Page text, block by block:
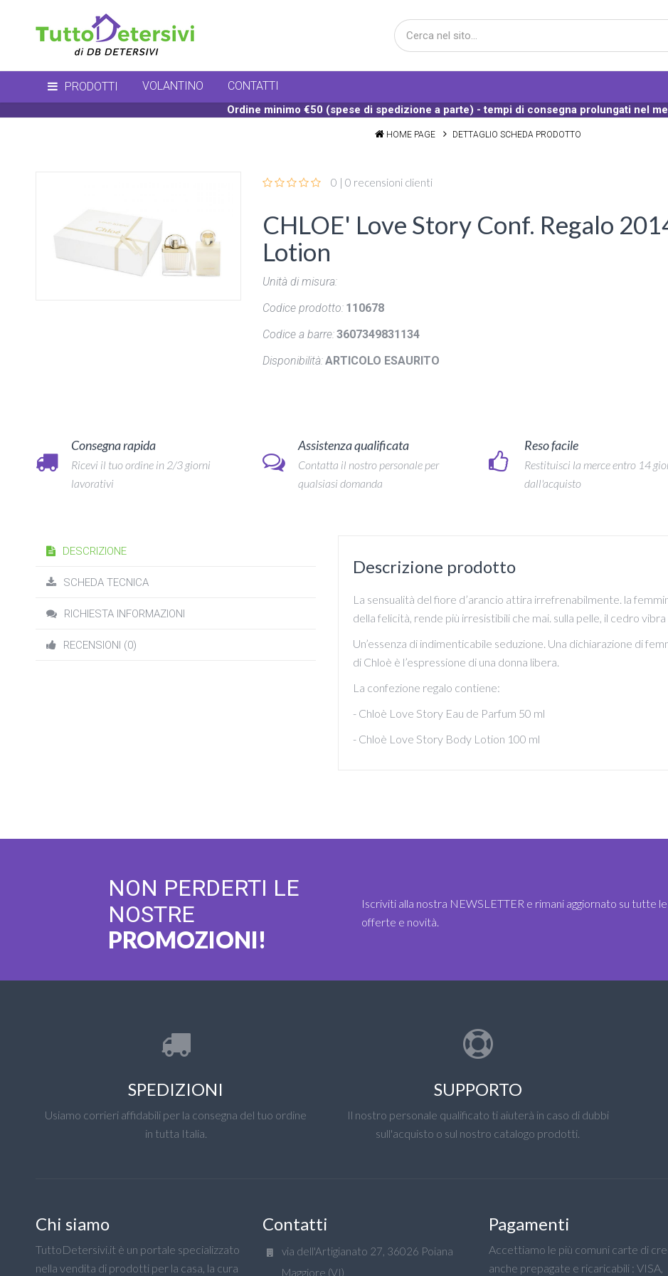
PRODOTTI VOLANTINO CONTATTI
Ordine minimo €50 (spese di spedizione a parte) - tempi di consegna prolungati nel
HOME PAGE DETTAGLIO SCHEDA PRODOTTO
0 | 0 recensioni clienti
CHLOE' Love Story Conf. Regalo
Lotion
Unità di misura:
Codice prodotto: 110678
Codice a barre:3607349831134
Disponibilità:ARTICOLO ESAURITO
Consegna rapida
Ricevi il tuo ordine in 2/3 giorni
lavorativi
Assistenza qualificata
Contatta il nostro personale per
qualsiasi domanda
Reso facile
Restituisci la merce entro 14
dall'acquisto
DESCRIZIONE
SCHEDA TECNICA
RICHIESTA INFORMAZIONI
RECENSIONI (0)
Descrizione prodotto
La sensualità del fiore d’arancio attira irrefrenabilmente. la
della felicità, rende più irresistibili che mai. sulla pelle, il cedro
Un’essenza di indimenticabile seduzione. Una dichiarazione di
di Chloè è l’espressione di una donna libera.
La confezione regalo contiene:
- Chloè Love Story Eau de Parfum 50 ml
- Chloè Love Story Body Lotion 100 ml
NON PERDERTI LE
NOSTRE
PROMOZIONI!
Iscriviti alla nostra NEWSLETTER e rimani aggiornato su tutte
offerte e novità.
SPEDIZIONI
Usiamo corrieri affidabili per la consegna del tuo ordine
in tutta Italia.
SUPPORTO
Il nostro personale qualificato ti aiuterà in caso di dubbi
sull'acquisto o sul nostro catalogo prodotti.
Chi siamo
TuttoDetersivi.it è un portale specializzato
nella vendita di prodotti per la casa, la cura
Contatti
via dell'Artigianato 27, 36026 Poiana
Maggiore (VI)
Pagamenti
Accettiamo le più comuni carte di
anche prepagate e ricaricabili : VISA,